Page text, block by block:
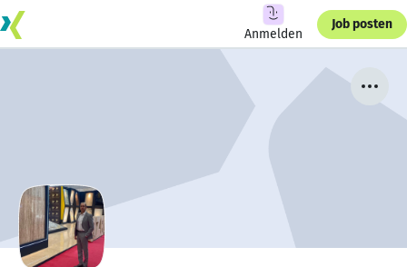
Anmelden
Job posten